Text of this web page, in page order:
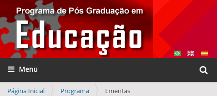
Busca
Toggle navigation
Página Inicial Programa Ementas